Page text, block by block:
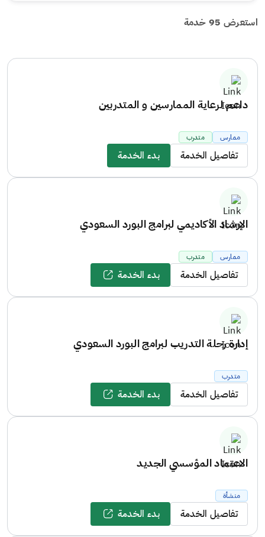
استعرض 95 خدمة
داعم لرعاية الممارسين و المتدربين
ممارس متدرب
تفاصيل الخدمة بدء الخدمة
الإرشاد الأكاديمي لبرامج البورد السعودي
ممارس متدرب
تفاصيل الخدمة بدء الخدمة
إدارة رحلة التدريب لبرامج البورد السعودي
متدرب
تفاصيل الخدمة بدء الخدمة
الاعتماد المؤسسي الجديد
منشأة
تفاصيل الخدمة بدء الخدمة